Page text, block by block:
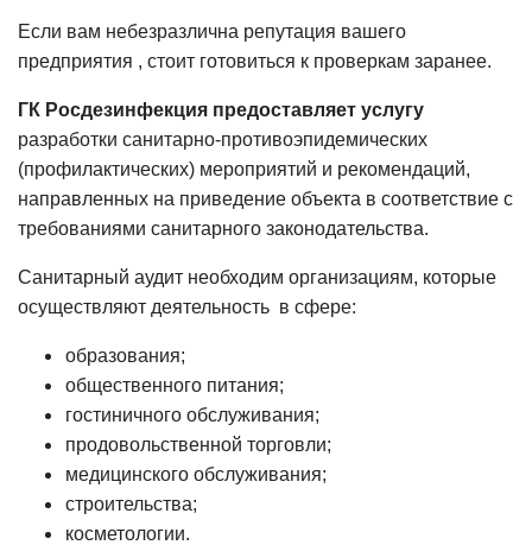
Если вам небезразлична репутация вашего
предприятия , стоит готовиться к проверкам заранее.
ГК Росдезинфекция предоставляет услугу
разработки санитарно-противоэпидемических
(профилактических) мероприятий и рекомендаций,
направленных на приведение объекта в соответствие с
требованиями санитарного законодательства.
Санитарный аудит необходим организациям, которые
осуществляют деятельность в сфере:
образования;
общественного питания;
гостиничного обслуживания;
продовольственной торговли;
медицинского обслуживания;
строительства;
косметологии.